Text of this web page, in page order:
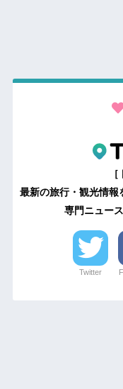
最新の旅行・観光情報
専門ニュー
Twitter